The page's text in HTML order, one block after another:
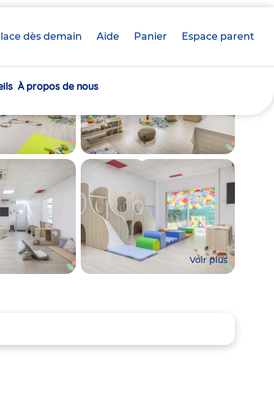
dès demain Aide Panier crèche(s)
Espace parent
À propos de nous
Voir plus